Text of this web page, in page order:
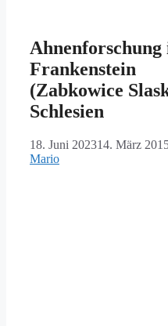
Ahnenforschung
Frankenstein
(Zabkowice
Schlesien
18. Juni 202314. März
Mario